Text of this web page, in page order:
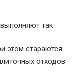
так:
этом стараются
отходов.